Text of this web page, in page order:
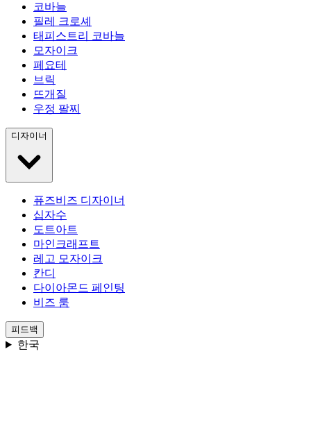
코바늘
필레 크로셰
태피스트리 코바늘
모자이크
페요테
브릭
뜨개질
우정 팔찌
디자이너
퓨즈비즈 디자이너
십자수
도트아트
마인크래프트
레고 모자이크
칸디
다이아몬드 페인팅
비즈 룸
피드백
한국